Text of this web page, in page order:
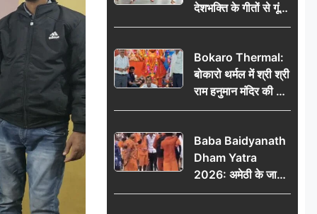
देशभक्ति के गीतों से गूंजा
डीएवी कथारा, लोक
बांधा समां
Bokaro Thermal:
बोकारो थर्मल में श्री श्री
राम हनुमान मंदिर की नई
कमेटी गठित, बाबूलाल
Baba Baidyanath
Dham Yatra
2026: अमेठी के जायस
से बाबा बैद्यनाथ धाम के